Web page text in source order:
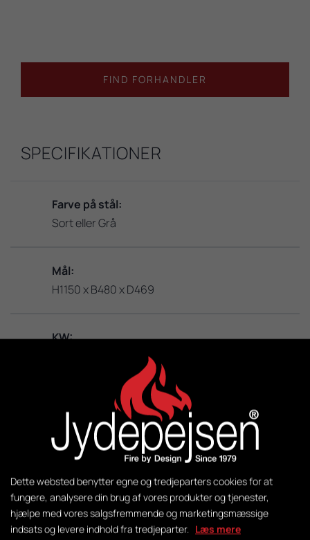
FIND FORHANDLER
SPECIFIKATIONER
Farve på stål:
Sort eller Grå
Mål:
H1150 x B480 x D469
KW:
50-140
140 kg
Styring:
Dette websted benytter egne og tredjeparters cookies for at
fungere, analysere din brug af vores produkter og tjenester,
hjælpe med vores salgsfremmende og marketingsmæssige
indsats og levere indhold fra tredjeparter. Læs mere